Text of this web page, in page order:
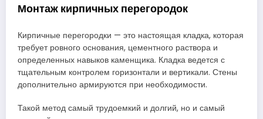
Монтаж кирпичных перегородок
Кирпичные перегородки — это настоящая кладка, которая
требует ровного основания, цементного раствора и
определенных навыков каменщика. Кладка ведется с
тщательным контролем горизонтали и вертикали. Стены
дополнительно армируются при необходимости.
Такой метод самый трудоемкий и долгий, но и самый